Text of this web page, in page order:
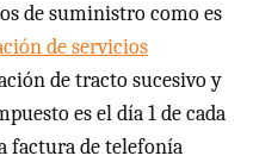
de suministro como es
de servicios
de tracto sucesivo y
es el día 1 de cada
factura de telefonía